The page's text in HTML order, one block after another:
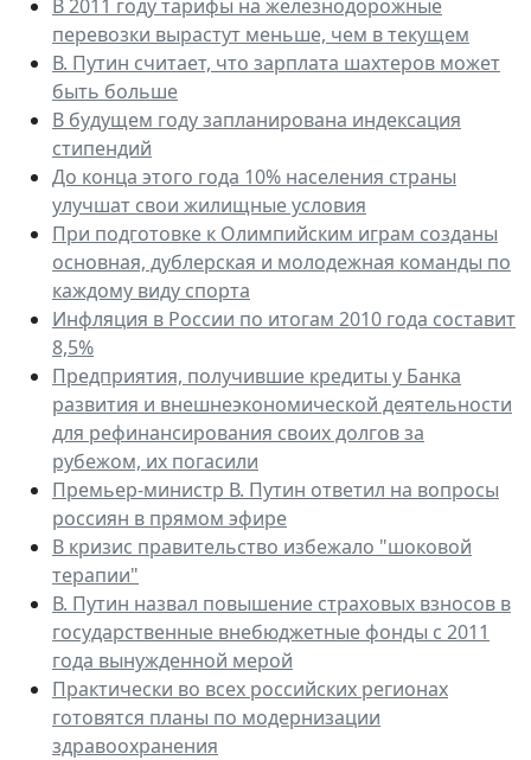
В 2011 году тарифы на железнодорожные
перевозки вырастут меньше, чем в текущем
В. Путин считает, что зарплата шахтеров может
быть больше
В будущем году запланирована индексация
стипендий
До конца этого года 10% населения страны
улучшат свои жилищные условия
При подготовке к Олимпийским играм созданы
основная, дублерская и молодежная команды по
каждому виду спорта
Инфляция в России по итогам 2010 года составит
8,5%
Предприятия, получившие кредиты у Банка
развития и внешнеэкономической деятельности
для рефинансирования своих долгов за
рубежом, их погасили
Премьер-министр В. Путин ответил на вопросы
россиян в прямом эфире
В кризис правительство избежало "шоковой
терапии"
В. Путин назвал повышение страховых взносов в
государственные внебюджетные фонды с 2011
года вынужденной мерой
Практически во всех российских регионах
готовятся планы по модернизации
здравоохранения